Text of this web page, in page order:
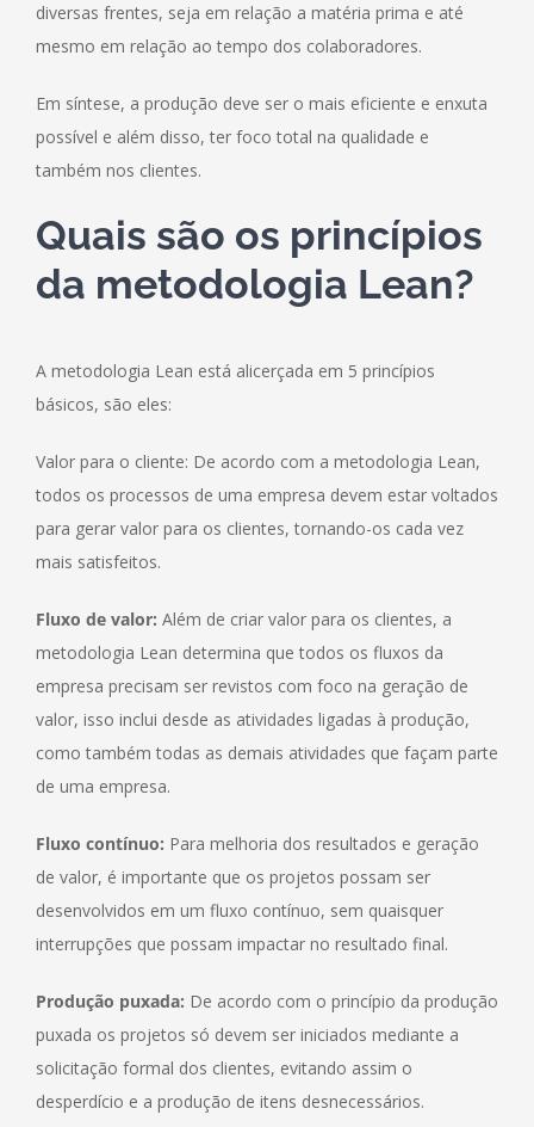
diversas frentes, seja em relação a matéria prima e até
mesmo em relação ao tempo dos colaboradores.
Em síntese, a produção deve ser o mais eficiente e enxuta
possível e além disso, ter foco total na qualidade e
também nos clientes.
Quais são os princípios
da metodologia Lean?
A metodologia Lean está alicerçada em 5 princípios
básicos, são eles:
Valor para o cliente: De acordo com a metodologia Lean,
todos os processos de uma empresa devem estar voltados
para gerar valor para os clientes, tornando-os cada vez
mais satisfeitos.
Fluxo de valor: Além de criar valor para os clientes, a
metodologia Lean determina que todos os fluxos da
empresa precisam ser revistos com foco na geração de
valor, isso inclui desde as atividades ligadas à produção,
como também todas as demais atividades que façam parte
de uma empresa.
Fluxo contínuo: Para melhoria dos resultados e geração
de valor, é importante que os projetos possam ser
desenvolvidos em um fluxo contínuo, sem quaisquer
interrupções que possam impactar no resultado final.
Produção puxada: De acordo com o princípio da produção
puxada os projetos só devem ser iniciados mediante a
solicitação formal dos clientes, evitando assim o
desperdício e a produção de itens desnecessários.